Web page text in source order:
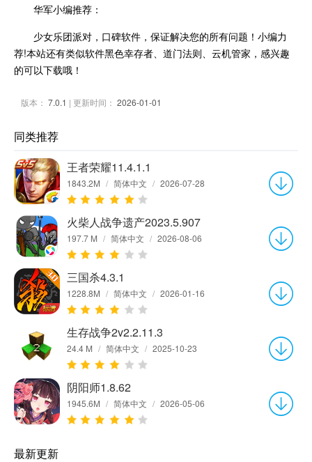
华军小编推荐：
少女乐团派对，口碑软件，保证解决您的所有问题！小编力
荐!本站还有类似软件黑色幸存者、道门法则、云机管家，感兴趣
的可以下载哦！
版本： 7.0.1 | 更新时间： 2026-01-01
同类推荐
王者荣耀11.4.1.1
1843.2M / 简体中文 / 2026-07-28
火柴人战争遗产2023.5.907
197.7 M / 简体中文 / 2026-08-06
三国杀4.3.1
1228.8M / 简体中文 / 2026-01-16
生存战争2v2.2.11.3
24.4 M / 简体中文 / 2025-10-23
阴阳师1.8.62
1945.6M / 简体中文 / 2026-05-06
最新更新